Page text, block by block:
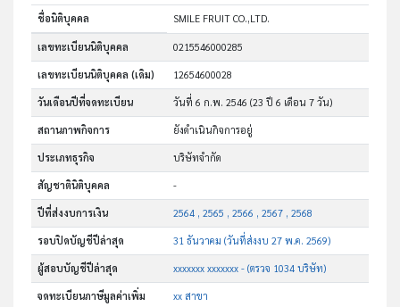
ชื่อนิติบุคคล SMILE FRUIT CO.,LTD.
เลขทะเบียนนิติบุคคล 0215546000285
เลขทะเบียนนิติบุคคล (เดิม) 12654600028
วันเดือนปีที่จดทะเบียน วันที่ 6 ก.พ. 2546(23 ปี 6 เดือน 7 วัน)
สถานภาพกิจการ ยังดำเนินกิจการอยู่
ประเภทธุรกิจ บริษัทจำกัด
สัญชาตินิติบุคคล -
ปีที่ส่งงบการเงิน 2564 , 2565 , 2566 , 2567 , 2568
รอบปิดบัญชีปีล่าสุด 31 ธันวาคม (วันที่ส่งงบ 27 พ.ค. 2569)
ผู้สอบบัญชีปีล่าสุด xxxxxxx xxxxxxx - (ตรวจ 1034 บริษัท)
จดทะเบียนภาษีมูลค่าเพิ่ม xx สาขา